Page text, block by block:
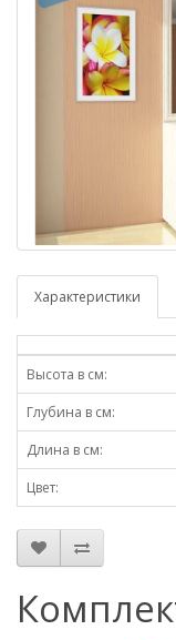
Характеристики
Высота в см:
Глубина в см:
Длина в см:
Цвет: